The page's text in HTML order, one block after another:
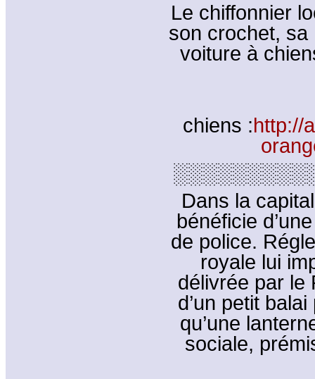
Le chiffonnier
son crochet, sa
voiture à
chiens :http://
Dans la
bénéficie
de police.
royale lui
délivrée par le
d’un petit
qu’une
sociale,